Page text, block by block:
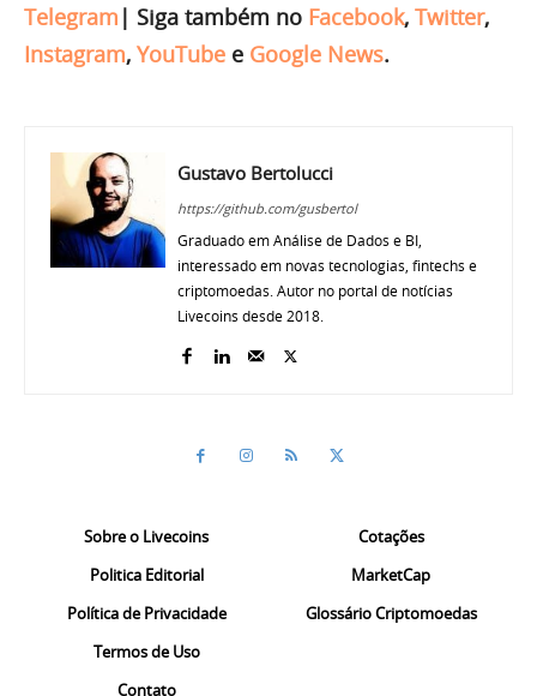
Telegram | Siga também no Facebook, Twitter,
Instagram, YouTube e Google News.
Gustavo Bertolucci
https://github.com/gusbertol
Graduado em Análise de Dados e BI,
interessado em novas tecnologias, fintechs e
criptomoedas. Autor no portal de notícias
Livecoins desde 2018.
Sobre o Livecoins
Politica Editorial
Política de Privacidade
Termos de Uso
Contato
Cotações
MarketCap
Glossário Criptomoedas